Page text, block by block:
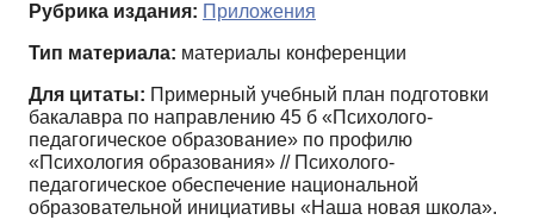
Рубрика издания: Приложения
Тип материала: материалы конференции
Для цитаты: Примерный учебный план подготовки
бакалавра по направлению 45 б «Психолого-
педагогическое образование» по профилю
«Психология образования» // Психолого-
педагогическое обеспечение национальной
образовательной инициативы «Наша новая школа».